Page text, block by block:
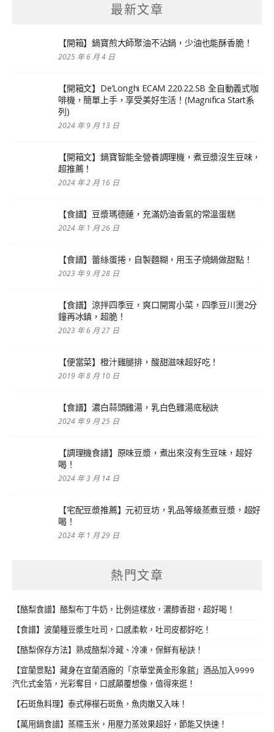
最新文章
【開箱】鍋寶煎大師聚油不沾鍋，少油也能酥香脆！
2025 年 6 月 4 日
【開箱文】De’Longhi ECAM 220.22.SB 全自動義式咖
啡機，簡單上手，享受美好生活！(Magnifica Start系
列)
2024 年 9 月 13 日
【開箱文】鍋寶智能全營養調理機，煮豆漿沒生豆味，
超推薦！
2024 年 2 月 16 日
【食譜】豆漿瑪德蓮，充滿奶油香氣的常溫蛋糕
2024 年 1 月 26 日
【食譜】蕾絲蛋捲，自製麵糊，用玉子燒鍋做甜點！
2023 年 9 月 28 日
【食譜】涼拌四季豆，爽口開胃小菜，四季豆川燙2分
鐘再冰鎮，超脆！
2023 年 6 月 27 日
【便當菜】橙汁雞腿排，酸甜滋味超好吃！
2019 年 8 月 10 日
【食譜】濃白蒜頭雞湯，乳白色雞湯底秘訣
2024 年 9 月 25 日
【調理機食譜】原味豆漿，煮出來沒有生豆味，超好
喝！
2024 年 3 月 14 日
【宅配豆漿推薦】元初豆坊，乳品等級蒸煮豆漿，超好
喝！
2024 年 1 月 29 日
熱門文章
【酪梨食譜】酪梨布丁牛奶，比例這樣放，濃醇香甜，超好喝！
【食譜】波蘭種豆漿生吐司，口感柔軟，吐司皮都好吃！
【酪梨保存方法】熟成酪梨冷藏、冷凍，保鮮有秘訣！
【宜蘭景點】藏身在宜蘭酒廠的「京華堂黃金形象館」酒品加入9999
汽化式金箔，光彩奪目，口感顛覆想像，值得來逛！
【石斑魚料理】泰式檸檬石斑魚，魚肉嫩又入味！
【萬用鍋食譜】蒸糯玉米，用壓力蒸效果超好，節能又快速！